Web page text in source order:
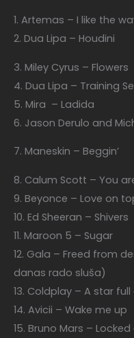
1. Artemas – I like the
2. Dua Lipa – Houdini
3. Miley Cyrus – Flowers
4. Dua Lipa – Training
5. Mira – Ladida
6. Jason Derulo and
7. Maneskin – Beggin’
8. Calum Scott – You
9. Beyonce – Love on
10. Ed Sheeran – Shivers
11. Maroon 5 – Sugar
12. Gala – Freed from
danas rado sluša)
13. Coldplay – A star
14. Avicii – Wake me up
15. Bruno Mars –